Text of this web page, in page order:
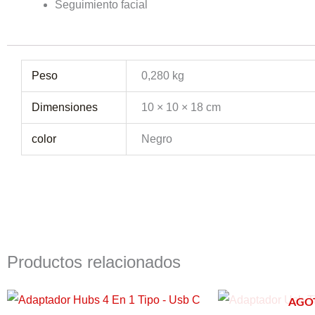
Seguimiento facial
Peso 0,280 kg
Dimensiones 10 × 10 × 18 cm
color Negro
Productos relacionados
El
precio
El
precio
El
precio
El